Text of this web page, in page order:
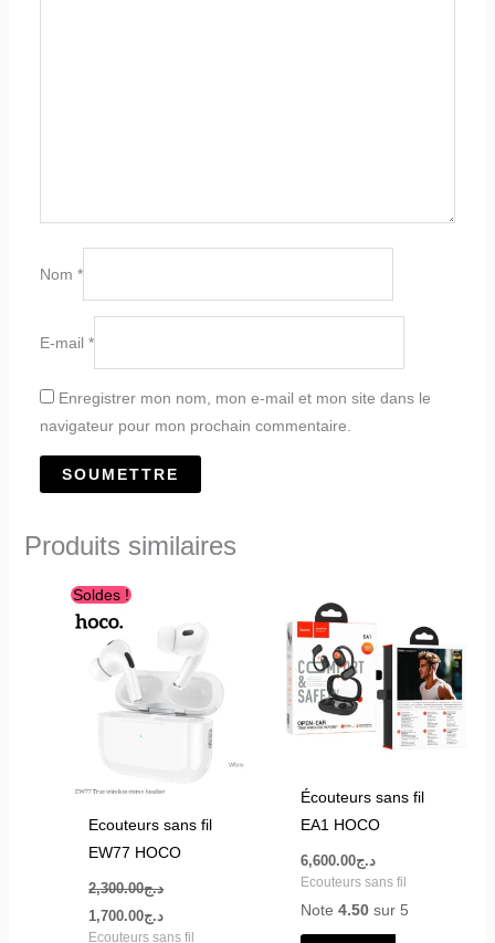
Nom *
E-mail *
Enregistrer mon nom, mon e-mail et mon site dans le
navigateur pour mon prochain commentaire.
Produits similaires
Soldes !
Ecouteurs sans fil
EW77 HOCO
د.ج2,300.00
Le
prix
initial
était :
د.ج1,700.00
actuel
est :
Ecouteurs sans fil
Écouteurs sans fil
EA1 HOCO
د.ج6,600.00
Ecouteurs sans fil
Note 4.50sur 5
a
plusieurs
variations.
Les